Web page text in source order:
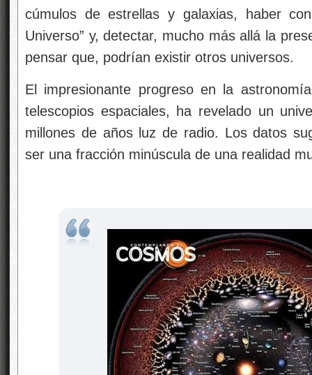
cúmulos de estrellas y galaxias, haber
Universo” y, detectar, mucho más allá la
pensar que, podrían existir otros universos.
El impresionante progreso en la
telescopios espaciales, ha revelado un
millones de años luz de radio. Los datos
ser una fracción minúscula de una realidad